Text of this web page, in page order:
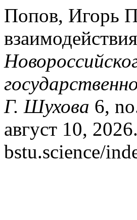
Попов, Игорь
Г. Шухова 6,
август 10,
bstu.science/